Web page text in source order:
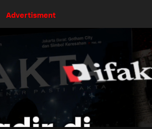
Advertisment